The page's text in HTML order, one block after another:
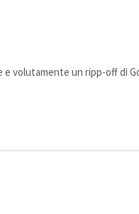
volutamente un ripp-off di